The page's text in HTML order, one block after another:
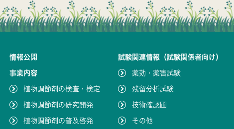
情報公開
事業内容
植物調節剤の検査・検定
植物調節剤の研究開発
植物調節剤の普及啓発
試験関連情報（試験関係者向け）
薬効・薬害試験
残留分析試験
技術確認圃
その他